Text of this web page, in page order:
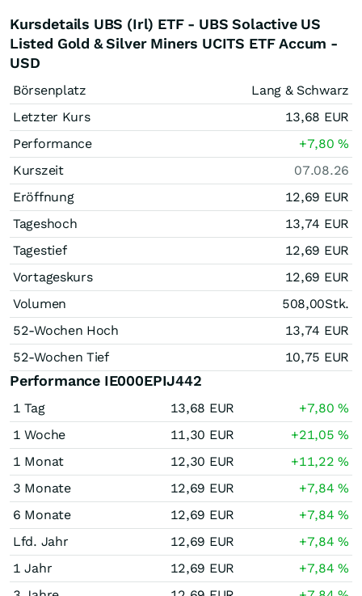
Kursdetails UBS (Irl) ETF - UBS Solactive US
Listed Gold & Silver Miners UCITS ETF Accum -
USD
Börsenplatz
Lang & Schwarz
Letzter Kurs
13,68 EUR
Performance
+7,80%
Kurszeit
07.08.26
Eröffnung
12,69 EUR
Tageshoch
13,74 EUR
Tagestief
12,69 EUR
Vortageskurs
12,69 EUR
Volumen
508,00Stk.
52-Wochen Hoch
13,74 EUR
52-Wochen Tief
10,75 EUR
Performance IE000EPIJ442
1 Tag 13,68 EUR +7,80%
1 Woche
11,30 EUR +21,05%
1 Monat
12,30 EUR +11,22%
3 Monate
12,69 EUR +7,84%
6 Monate
12,69 EUR +7,84%
Lfd. Jahr
12,69 EUR +7,84%
1 Jahr
12,69 EUR +7,84%